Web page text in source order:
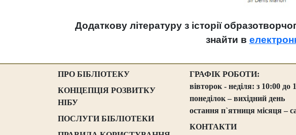
Додаткову літературу з історії
знайти в
ПРО БІБЛІОТЕКУ
КОНЦЕПЦІЯ РОЗВИТКУ
НІБУ
ПОСЛУГИ БІБЛІОТЕКИ
ГРАФІК РОБОТИ:
вівторок - неділя: з 10:00 до
понеділок – вихідний день
остання п`ятниця місяця –
КОНТАКТИ